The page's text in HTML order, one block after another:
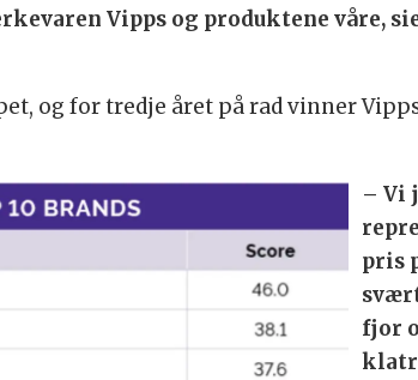
Vipps og produktene våre,
og for tredje året på rad vinner
– Vi
pris
fjor